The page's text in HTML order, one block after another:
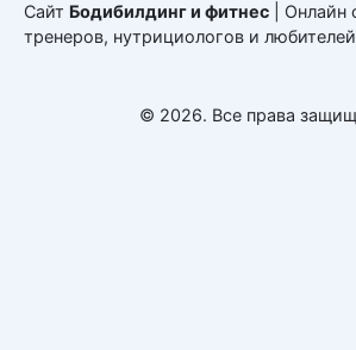
Сайт Бодибилдинг и фитнес | Онлайн
тренеров, нутрициологов и
© 2026. Все права